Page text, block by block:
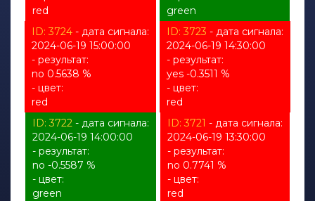
red
green
ID: 3724 - дата сигнала:
2024-06-19 15:00:00
- результат:
no 0.5638 %
- цвет:
red
ID: 3723 - дата сигнала:
2024-06-19 14:30:00
- результат:
yes -0.3511 %
- цвет:
red
ID: 3722 - дата сигнала:
2024-06-19 14:00:00
- результат:
no -0.5587 %
- цвет:
green
ID: 3721 - дата сигнала:
2024-06-19 13:30:00
- результат:
no 0.7741 %
- цвет:
red